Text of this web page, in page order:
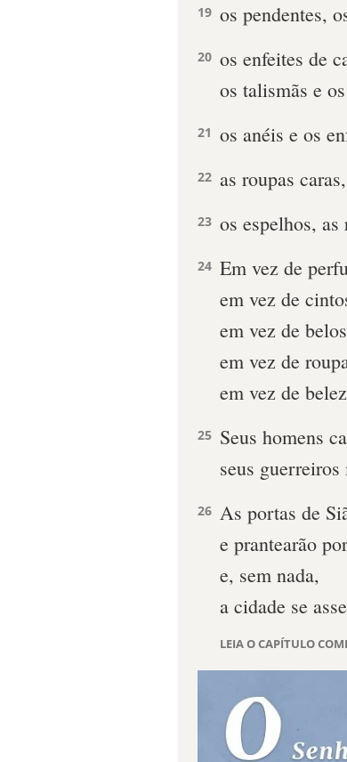
19 os pendentes,
20 os enfeites de
os talismãs e
21 os anéis e os
22 as roupas
23 os espelhos,
24 Em vez de
em vez de
em vez de
em vez de
em vez de
25 Seus homens
seus
26 As portas de
e prantearão
e, sem nada,
a cidade se
LEIA O CAPÍTULO